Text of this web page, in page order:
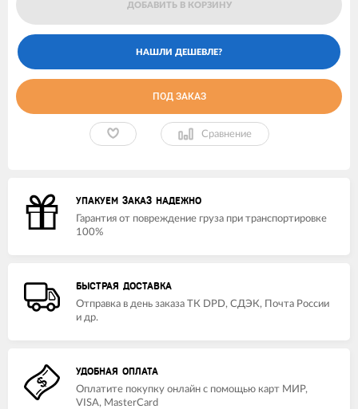
ДОБАВИТЬ В КОРЗИНУ
ПОД ЗАКАЗ
Сравнение
УПАКУЕМ ЗАКАЗ НАДЕЖНО
Гарантия от повреждение груза при транспортировке
100%
БЫСТРАЯ ДОСТАВКА
Отправка в день заказа ТК DPD, СДЭК, Почта России
и др.
УДОБНАЯ ОПЛАТА
Оплатите покупку онлайн с помощью карт МИР,
VISA, MasterCard